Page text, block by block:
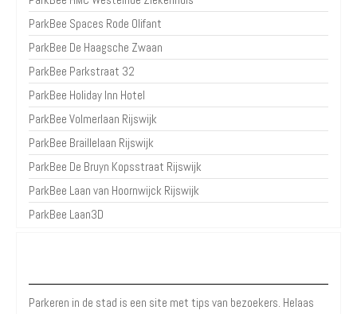
ParkBee Spaces Rode Olifant
ParkBee De Haagsche Zwaan
ParkBee Parkstraat 32
ParkBee Holiday Inn Hotel
ParkBee Volmerlaan Rijswijk
ParkBee Braillelaan Rijswijk
ParkBee De Bruyn Kopsstraat Rijswijk
ParkBee Laan van Hoornwijck Rijswijk
ParkBee Laan3D
Parkeren in de stad is een site met tips van bezoekers. Helaas